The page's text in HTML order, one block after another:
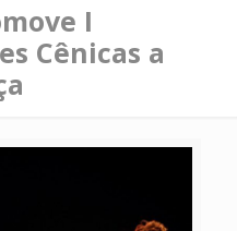
I
Cênicas a